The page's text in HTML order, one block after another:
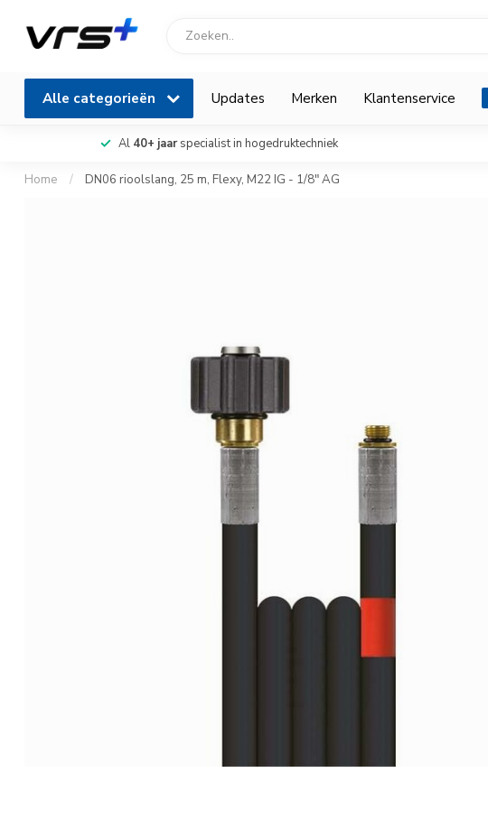
Alle categorieën Updates Merken Klantenservice
Al 40+ jaarspecialist in hogedruktechniek
Home / DN06 rioolslang, 25 m, Flexy, M22 IG - 1/8" AG